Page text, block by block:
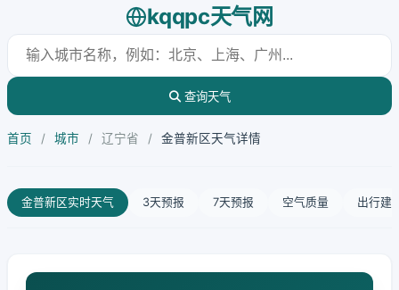
kqqpc天气网
查询天气
首页 / 城市 / 辽宁省 / 金普新区天气详情
金普新区实时天气 3天预报 7天预报 空气质量 出行建